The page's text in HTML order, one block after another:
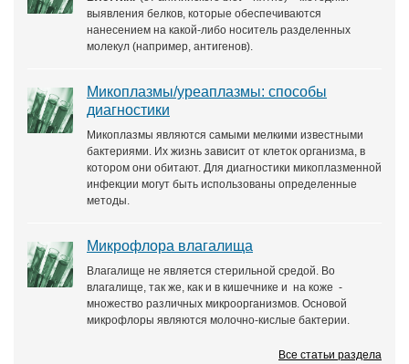
выявления белков, которые обеспечиваются
нанесением на какой-либо носитель разделенных
молекул (например, антигенов).
Микоплазмы/уреаплазмы: способы
диагностики
Микоплазмы являются самыми мелкими известными
бактериями. Их жизнь зависит от клеток организма, в
котором они обитают. Для диагностики микоплазменной
инфекции могут быть использованы определенные
методы.
Микрофлора влагалища
Влагалище не является стерильной средой. Во
влагалище, так же, как и в кишечнике и на коже -
множество различных микроорганизмов. Основой
микрофлоры являются молочно-кислые бактерии.
Все статьи раздела